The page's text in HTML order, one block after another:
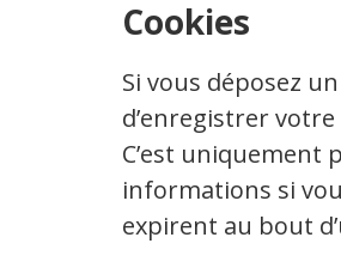
Cookies
Si vous déposez
d’enregistrer
C’est uniquement
informations si
expirent au bout